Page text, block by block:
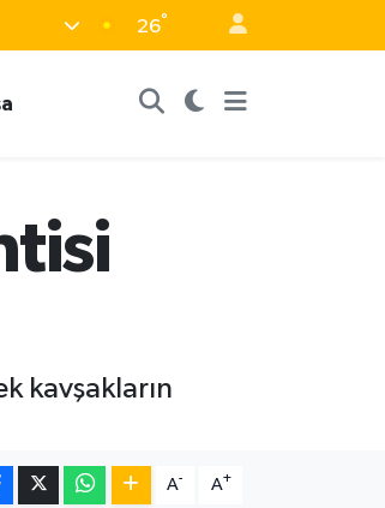
26°
kavşakların
A- A+